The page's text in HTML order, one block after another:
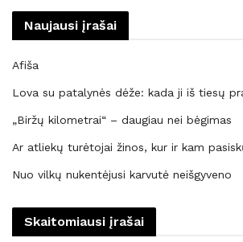
Naujausi įrašai
Afiša
Lova su patalynės dėže: kada ji iš tiesų
„Biržų kilometrai“ – daugiau nei bėgimas
Ar atliekų turėtojai žinos, kur ir kam
Nuo vilkų nukentėjusi karvutė neišgyveno
Skaitomiausi įrašai